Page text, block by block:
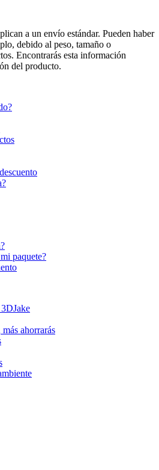
a un envío estándar. Pueden haber
debido al peso, tamaño o
Encontrarás esta información
del producto.
paquete?
ahorrarás